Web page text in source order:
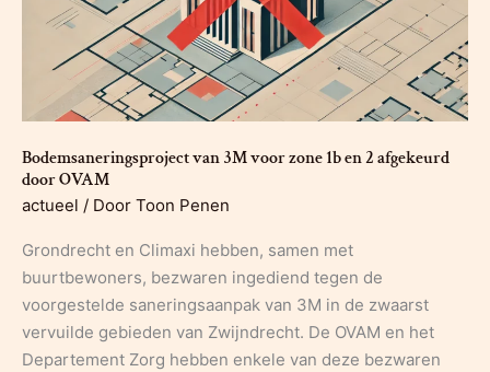
nog
altijd
geen
schop
de
grond”
Bodemsaneringsproject van 3M voor zone 1b en 2 afgekeurd
door OVAM
actueel / Door Toon Penen
Grondrecht en Climaxi hebben, samen met
buurtbewoners, bezwaren ingediend tegen de
voorgestelde saneringsaanpak van 3M in de zwaarst
vervuilde gebieden van Zwijndrecht. De OVAM en het
Departement Zorg hebben enkele van deze bezwaren